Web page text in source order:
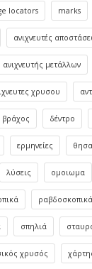
locators marks
ανιχνευτές
ανιχνευτής μετάλλων
χρυσου
βράχος δέντρο
ερμηνείες
λύσεις ομοιωμα
σπηλιά
χρυσός